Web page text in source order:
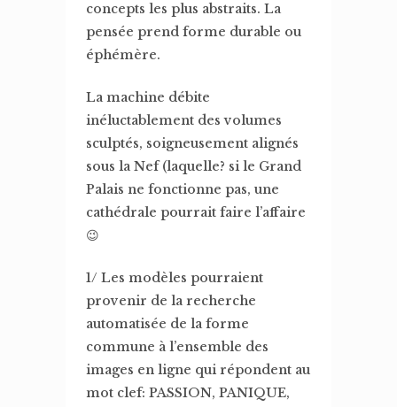
concepts les plus abstraits. La
pensée prend forme durable ou
éphémère.
La machine débite
inéluctablement des volumes
sculptés, soigneusement alignés
sous la Nef (laquelle? si le Grand
Palais ne fonctionne pas, une
cathédrale pourrait faire l’affaire
😉
1/ Les modèles pourraient
provenir de la recherche
automatisée de la forme
commune à l’ensemble des
images en ligne qui répondent au
mot clef: PASSION, PANIQUE,